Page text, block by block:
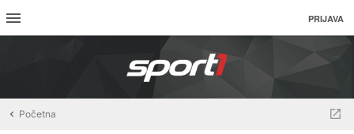
PRIJAVA
Početna